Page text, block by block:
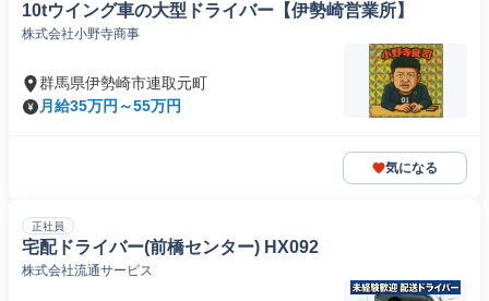
10tウイング車の大型ドライバー【伊勢崎営業所】
株式会社小野寺商事
群馬県伊勢崎市連取元町
月給35万円～55万円
気になる
正社員
宅配ドライバー(前橋センター) HX092
株式会社流通サービス